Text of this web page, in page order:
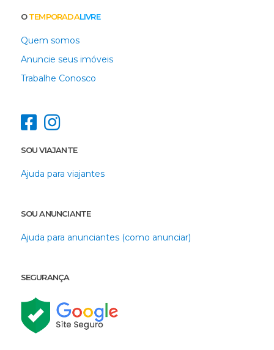
OTEMPORADALIVRE
Quem somos
Anuncie seus imóveis
Trabalhe Conosco
SOU VIAJANTE
Ajuda para viajantes
SOU ANUNCIANTE
Ajuda para anunciantes (como anunciar)
SEGURANÇA